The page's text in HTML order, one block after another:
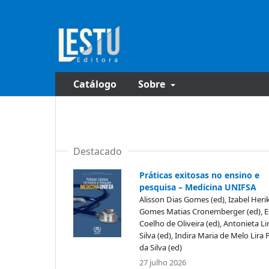
Catálogo Sobre
Destacado
Práticas exitosas no ensino e
pesquisa – Medicina UNIFSA
Alisson Dias Gomes (ed), Izabel
Gomes Matias Cronemberger (ed),
Coelho de Oliveira (ed), Antonieta
Silva (ed), Indira Maria de Melo Lira
da Silva (ed)
27 julho 2026